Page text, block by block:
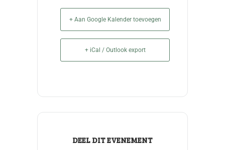
+ Aan Google Kalender toevoegen
+ iCal / Outlook export
DEEL DIT EVENEMENT